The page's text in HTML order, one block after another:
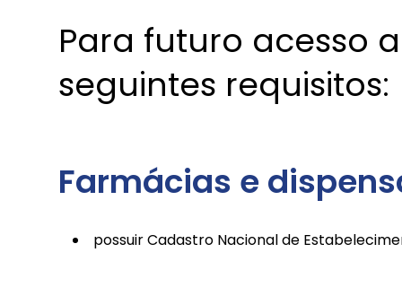
Para futuro acesso
seguintes requisitos:
Farmácias e
possuir Cadastro Nacional de